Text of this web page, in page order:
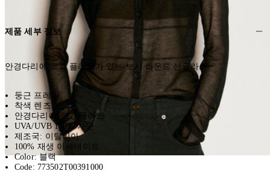
제품 세부 정보
안경다리에 로고 플라크가 있는 보시 라운드 선글라스.
둥근 프레임
착색 렌즈
안경다리에 로고 플라크
UVA/UVB 100% 차단
제조국: 이탈리아
100% 재생 아세테이트
Color: 블랙
Code: 773502T00391000